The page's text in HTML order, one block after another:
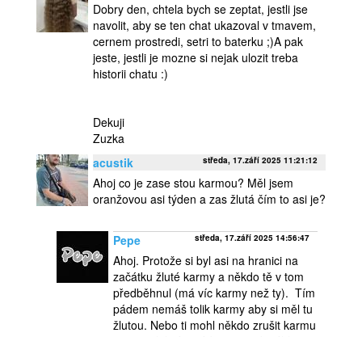
Dobry den, chtela bych se zeptat, jestli jse
navolit, aby se ten chat ukazoval v tmavem,
cernem prostredi, setri to baterku ;)A pak
jeste, jestli je mozne si nejak ulozit treba
historii chatu :)
Dekuji
Zuzka
acustik
středa, 17.září 2025 11:21:12
Ahoj co je zase stou karmou? Měl jsem
oranžovou asi týden a zas žlutá čím to asi je?
Pepe středa, 17.září 2025 14:56:47
Ahoj. Protože si byl asi na hranici na
začátku žluté karmy a někdo tě v tom
předběhnul (má víc karmy než ty). Tím
pádem nemáš tolik karmy aby si měl tu
žlutou. Nebo ti mohl někdo zrušit karmu